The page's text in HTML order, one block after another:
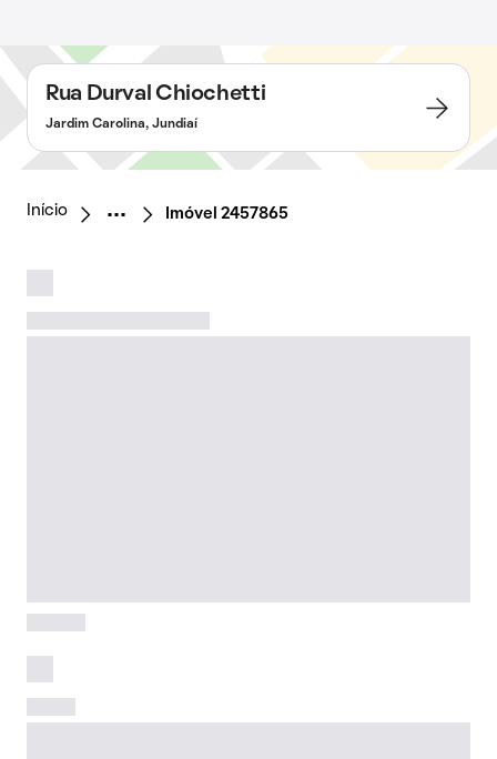
Rua Durval Chiochetti
Jardim Carolina, Jundiaí
Início Imóvel 2457865